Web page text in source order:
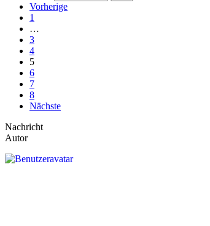
Vorherige
1
…
3
4
5
6
7
8
Nächste
Nachricht
Autor